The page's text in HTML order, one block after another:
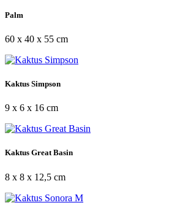
Palm
60 x 40 x 55 cm
Kaktus Simpson
9 x 6 x 16 cm
Kaktus Great Basin
8 x 8 x 12,5 cm